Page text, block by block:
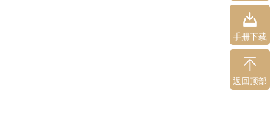
手册下载
返回顶部